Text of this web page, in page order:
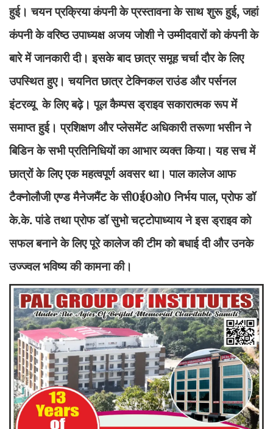
हुई। चयन प्रक्रिया कंपनी के प्रस्तावना के साथ शुरू हुई, जहां
कंपनी के वरिष्ठ उपाध्यक्ष अजय जोशी ने उम्मीदवारों को कंपनी के
बारे में जानकारी दी। इसके बाद छात्र समूह चर्चा दौर के लिए
उपस्थित हुए। चयनित छात्र टेक्निकल राउंड और पर्सनल
इंटरव्यू के लिए बढ़े। पूल कैम्पस ड्राइव सकारात्मक रूप में
समाप्त हुई। प्रशिक्षण और प्लेसमेंट अधिकारी तरूणा भसीन ने
बिडिन के सभी प्रतिनिधियों का आभार व्यक्त किया। यह सच में
छात्रों के लिए एक महत्वपूर्ण अवसर था। पाल कालेज आफ
टैक्नोलौजी एण्ड मैनेजमैंट के सी0ई0ओ0 निर्भय पाल, प्रोफ डॉ
के.के. पांडे तथा प्रोफ डॉ सुभो चट्टोपाध्याय ने इस ड्राइव को
सफल बनाने के लिए पूरे कालेज की टीम को बधाई दी और उनके
उज्ज्वल भविष्य की कामना की।